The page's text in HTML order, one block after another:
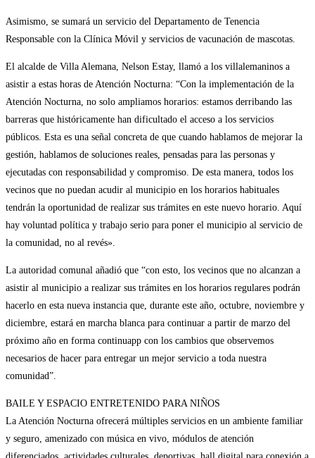
Asimismo, se sumará un servicio del Departamento de Tenencia
Responsable con la Clínica Móvil y servicios de vacunación de mascotas.
El alcalde de Villa Alemana, Nelson Estay, llamó a los villalemaninos a
asistir a estas horas de Atención Nocturna: “Con la implementación de la
Atención Nocturna, no solo ampliamos horarios: estamos derribando las
barreras que históricamente han dificultado el acceso a los servicios
públicos. Esta es una señal concreta de que cuando hablamos de mejorar la
gestión, hablamos de soluciones reales, pensadas para las personas y
ejecutadas con responsabilidad y compromiso. De esta manera, todos los
vecinos que no puedan acudir al municipio en los horarios habituales
tendrán la oportunidad de realizar sus trámites en este nuevo horario. Aquí
hay voluntad política y trabajo serio para poner el municipio al servicio de
la comunidad, no al revés».
La autoridad comunal añadió que “con esto, los vecinos que no alcanzan a
asistir al municipio a realizar sus trámites en los horarios regulares podrán
hacerlo en esta nueva instancia que, durante este año, octubre, noviembre y
diciembre, estará en marcha blanca para continuar a partir de marzo del
próximo año en forma continuapp con los cambios que observemos
necesarios de hacer para entregar un mejor servicio a toda nuestra
comunidad”.
BAILE Y ESPACIO ENTRETENIDO PARA NIÑOS
La Atención Nocturna ofrecerá múltiples servicios en un ambiente familiar
y seguro, amenizado con música en vivo, módulos de atención